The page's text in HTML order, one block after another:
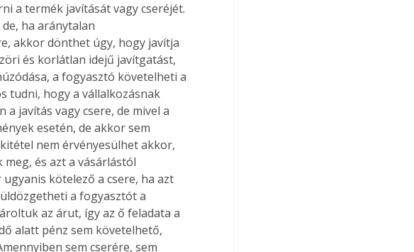
a termék javítását vagy cseréjét.
ha aránytalan
akkor dönthet úgy, hogy javítja
és korlátlan idejű javítgatást,
a fogyasztó követelheti a
tudni, hogy a vállalkozásnak
javítás vagy csere, de mivel a
esetén, de akkor sem
nem érvényesülhet akkor,
és azt a vásárlástól
kötelező a csere, ha azt
a fogyasztót a
az árut, így az ő feladata a
alatt pénz sem követelhető,
sem cserére, sem